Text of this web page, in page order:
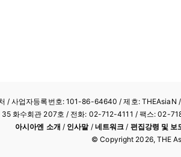
/사업자등록번호: 101-86-64640 / 제호: THEAsiaN
35 화수회관 207호 / 전화: 02-712-4111 /팩스: 02-
아시아엔 소개 / 인사말/ 네트워크 / 편집강령 및 보
© Copyright 2026, THE